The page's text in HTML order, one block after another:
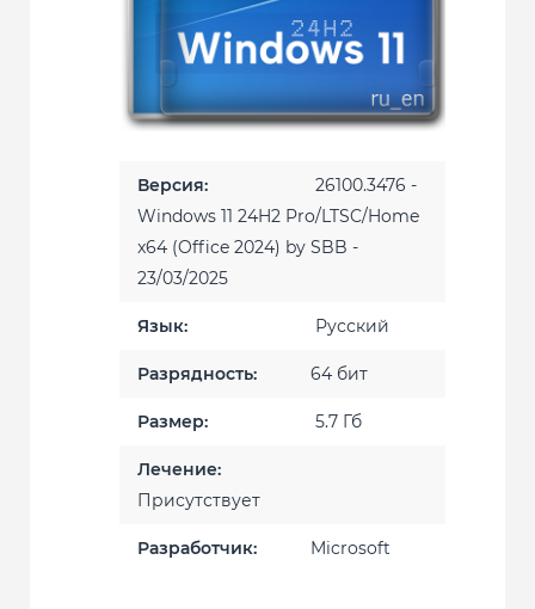
Версия:
26100.3476 -
Windows 11 24H2 Pro/LTSC/Home
x64 (Office 2024) by SBB -
23/03/2025
Язык: Русский
Разрядность: 64 бит
Размер: 5.7 Гб
Лечение:
Присутствует
Разработчик: Microsoft